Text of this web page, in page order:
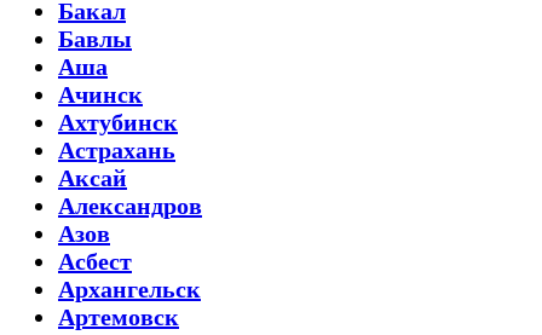
Бакал
Бавлы
Аша
Ачинск
Ахтубинск
Астрахань
Аксай
Александров
Азов
Асбест
Архангельск
Артемовск